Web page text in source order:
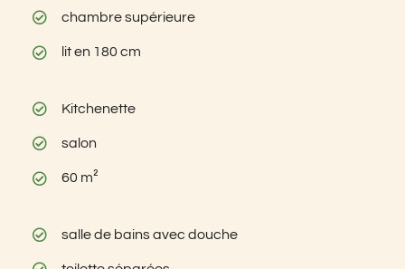
chambre supérieure
lit en 180 cm
Kitchenette
salon
60 m²
salle de bains avec douche